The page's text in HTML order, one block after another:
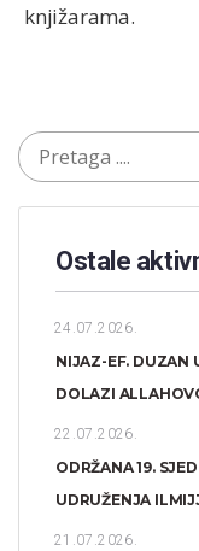
knjižarama.
Ostale
24.07.2026.
NIJAZ-EF. DUZAN
DOLAZI
22.07.2026.
ODRŽANA 19.
UDRUŽENJA
21.07.2026.